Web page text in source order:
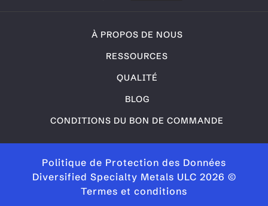
À PROPOS DE NOUS
RESSOURCES
QUALITÉ
BLOG
CONDITIONS DU BON DE COMMANDE
Politique de Protection des Données
Diversified Specialty Metals ULC 2026 ©
Termes et conditions